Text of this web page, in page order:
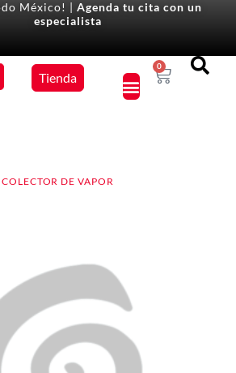
México! | Agenda tu cita con un
especialista
Tienda
0
DE VAPOR